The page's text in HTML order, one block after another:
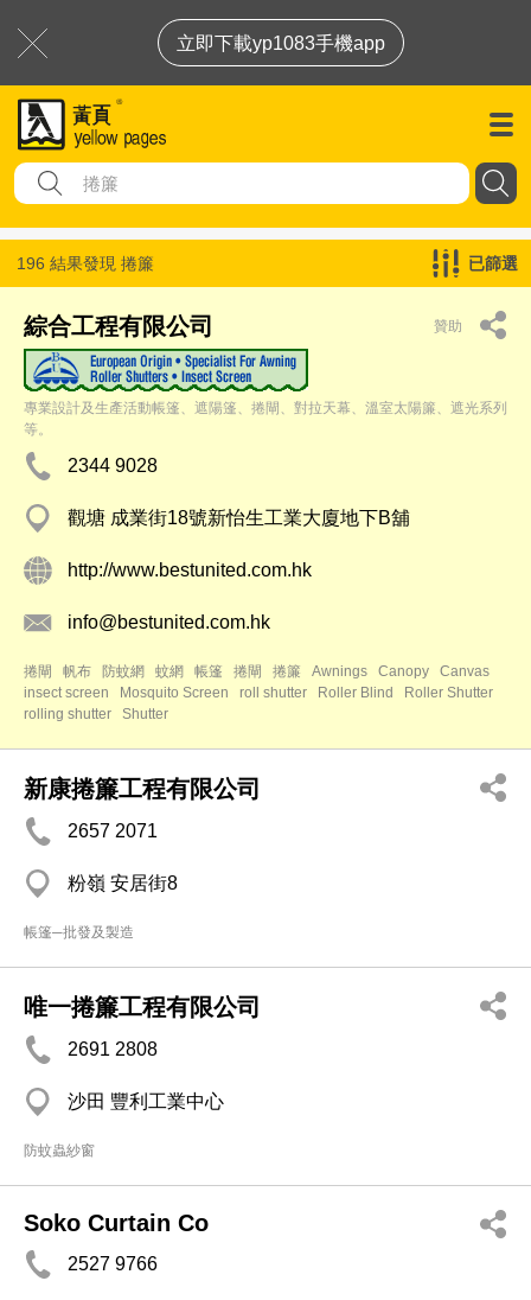
立即下載yp1083手機app
196 結果發現 捲簾 已篩選
綜合工程有限公司 贊助
專業設計及生產活動帳篷、遮陽篷、捲閘、對拉天幕、溫室太陽簾、遮光系列
等。
2344 9028
觀塘 成業街18號新怡生工業大廈地下B舖
http://www.bestunited.com.hk
info@bestunited.com.hk
捲閘 帆布 防蚊網 蚊網 帳篷 捲閘 捲簾 Awnings Canopy
Canvas
insect screen
Mosquito Screen roll shutter Roller Blind
Roller Shutter
rolling shutter
Shutter
新康捲簾工程有限公司
2657 2071
粉嶺 安居街8
帳篷─批發及製造
唯一捲簾工程有限公司
2691 2808
沙田 豐利工業中心
防蚊蟲紗窗
Soko Curtain Co
2527 9766